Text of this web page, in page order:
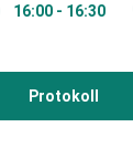
16:00 - 16:30
Protokoll